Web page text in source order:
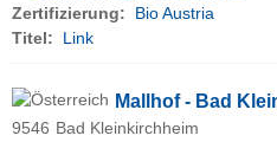
Zertifizierung:
Bio Austria
Titel:
Link
Mallhof - Bad
9546 Bad Kleinkirchheim